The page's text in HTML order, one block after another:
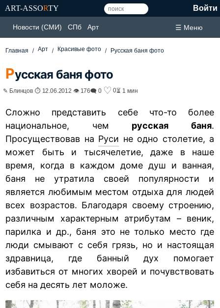
ART-ASSORTY Войти
Новости (СМИ) СПб Арт ☰ Меню
Главная Арт Красивые фото Русская баня фото
Русская баня фото
✎ Блинцов ⏱ 12.06.2012 👁 176🗨 0 ♡ 0⏳ 1 мин
Сложно представить себе что-то более
национальное, чем русская баня.
Просуществовав на Руси не одно столетие, а
может быть и тысячелетие, даже в наше
время, когда в каждом доме душ и ванная,
баня не утратила своей популярности и
является любимым местом отдыха для людей
всех возрастов. Благодаря своему строению,
различным характерным атрибутам – веник,
парилка и др., баня это не только место где
люди смывают с себя грязь, но и настоящая
здравница, где банный дух помогает
избавиться от многих хворей и почувствовать
себя на десять лет моложе.